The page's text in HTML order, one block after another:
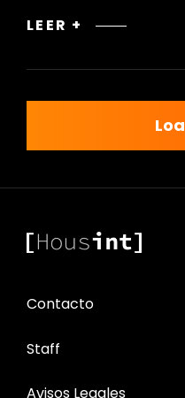
LEER +
ANGELO
ELEGANCIA
EL
Contacto
Staff
Avisos Legales